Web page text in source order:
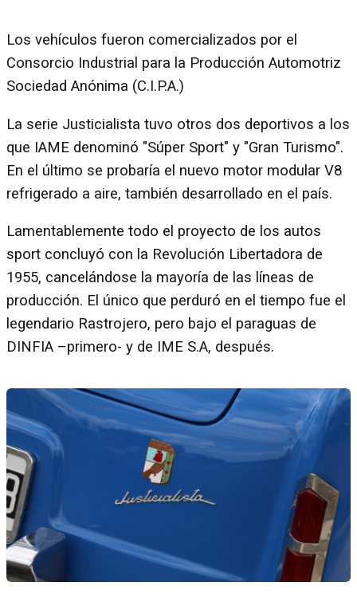
Los vehículos fueron comercializados por el
Consorcio Industrial para la Producción Automotriz
Sociedad Anónima (C.I.P.A.)
La serie Justicialista tuvo otros dos deportivos a los
que IAME denominó "Súper Sport" y "Gran Turismo".
En el último se probaría el nuevo motor modular V8
refrigerado a aire, también desarrollado en el país.
Lamentablemente todo el proyecto de los autos
sport concluyó con la Revolución Libertadora de
1955, cancelándose la mayoría de las líneas de
producción. El único que perduró en el tiempo fue el
legendario Rastrojero, pero bajo el paraguas de
DINFIA –primero- y de IME S.A, después.